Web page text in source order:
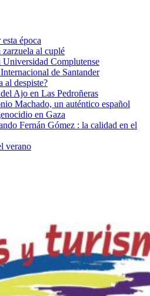
época
al cuplé
Universidad Complutense
de Santander
al despiste?
Ajo en Las Pedroñeras
Machado, un auténtico español
en Gaza
Fernán Gómez : la calidad en el
verano